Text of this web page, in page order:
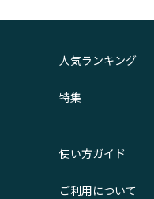
人気ランキング
特集
使い方ガイド
ご利用について